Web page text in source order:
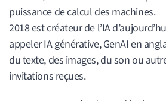
puissance de calcul des machines.
2018 est créateur de l’IA
appeler IA générative, GenAI en
du texte, des images, du son ou
invitations reçues.